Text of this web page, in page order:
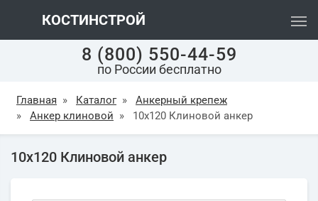
КОСТИНСТРОЙ
8 (800) 550-44-59
по России бесплатно
Главная » Каталог »
Анкерный крепеж
»
Анкер клиновой » 10х120 Клиновой анкер
10х120 Клиновой анкер